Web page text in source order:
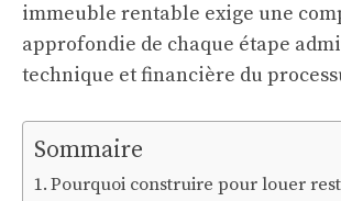
immeuble rentable exige une
approfondie de chaque étape
technique et financière du
Sommaire
Pourquoi construire pour louer